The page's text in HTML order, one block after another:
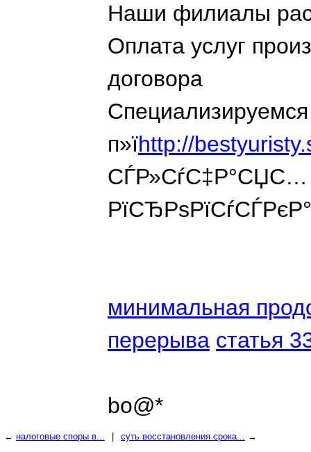
Наши филиалы
Оплата услуг
договора
п»їhttp://
СЃР»СѓС‡Р°СЏС…
минимальная
перерыва статья
bo@*
← налоговые споры в... суть восстановления срока... →